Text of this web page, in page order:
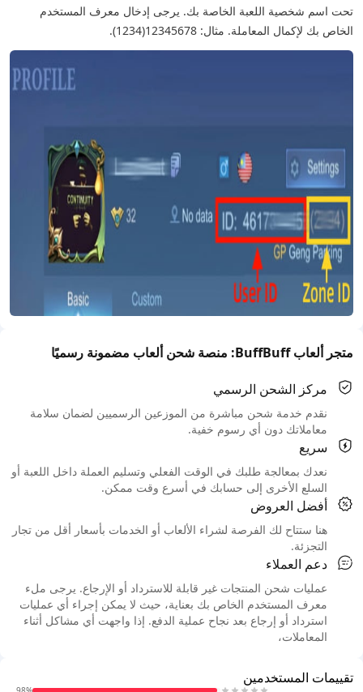
تحت اسم شخصية اللعبة الخاصة بك. يرجى إدخال معرف المستخدم
الخاص بك لإكمال المعاملة. مثال: 12345678(1234).
متجر ألعاب BuffBuff: منصة شحن ألعاب مضمونة رسميًا
مركز الشحن الرسمي
نقدم خدمة شحن مباشرة من الموزعين الرسميين لضمان سلامة
معاملاتك دون أي رسوم خفية.
سريع
نعدك بمعالجة طلبك في الوقت الفعلي وتسليم العملة داخل اللعبة أو
السلع الأخرى إلى حسابك في أسرع وقت ممكن.
أفضل العروض
هنا ستتاح لك الفرصة لشراء الألعاب أو الخدمات بأسعار أقل من تجار
التجزئة.
دعم العملاء
عمليات شحن المنتجات غير قابلة للاسترداد أو الإرجاع. يرجى ملء
معرف المستخدم الخاص بك بعناية، حيث لا يمكن إجراء أي عمليات
استرداد أو إرجاع بعد نجاح عملية الدفع. إذا واجهت أي مشاكل أثناء
المعاملات،
تقييمات المستخدمين